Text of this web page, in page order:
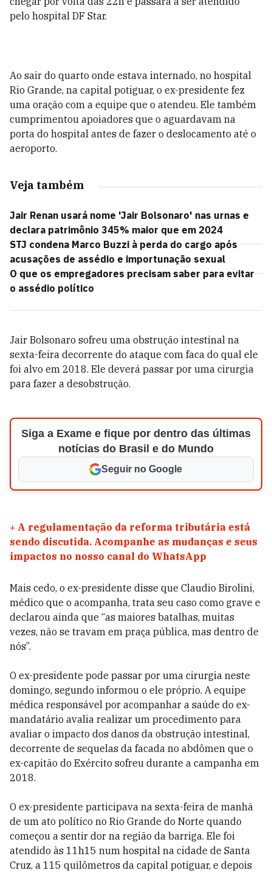
pelo hospital DF Star.
Ao sair do quarto onde estava internado, no hospital
Rio Grande, na capital potiguar, o ex-presidente fez
uma oração com a equipe que o atendeu. Ele também
cumprimentou apoiadores que o aguardavam na
porta do hospital antes de fazer o deslocamento até o
aeroporto.
Veja também
Jair Renan usará nome 'Jair Bolsonaro' nas urnas e
declara patrimônio 345% maior que em 2024
STJ condena Marco Buzzi à perda do cargo após
acusações de assédio e importunação sexual
O que os empregadores precisam saber para evitar
o assédio político
Jair Bolsonaro sofreu uma obstrução intestinal na
sexta-feira decorrente do ataque com faca do qual ele
foi alvo em 2018. Ele deverá passar por uma cirurgia
para fazer a desobstrução.
Siga a Exame e fique por dentro das últimas
notícias do Brasil e do Mundo
Seguir no Google
+ A regulamentação da reforma tributária está
sendo discutida. Acompanhe as mudanças e seus
impactos no nosso canal do WhatsApp
Mais cedo, o ex-presidente disse que Claudio Birolini,
médico que o acompanha, trata seu caso como grave e
declarou ainda que “as maiores batalhas, muitas
vezes, não se travam em praça pública, mas dentro de
nós”.
O ex-presidente pode passar por uma cirurgia neste
domingo, segundo informou o ele próprio. A equipe
médica responsável por acompanhar a saúde do ex-
mandatário avalia realizar um procedimento para
avaliar o impacto dos danos da obstrução intestinal,
decorrente de sequelas da facada no abdômen que o
ex-capitão do Exército sofreu durante a campanha em
2018.
O ex-presidente participava na sexta-feira de manhã
de um ato político no Rio Grande do Norte quando
começou a sentir dor na região da barriga. Ele foi
atendido às 11h15 num hospital na cidade de Santa
Cruz, a 115 quilômetros da capital potiguar, e depois